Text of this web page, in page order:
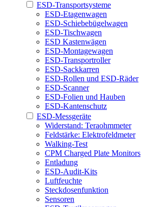
ESD-Transportsysteme
ESD-Etagenwagen
ESD-Schiebebügelwagen
ESD-Tischwagen
ESD Kastenwägen
ESD-Montagewagen
ESD-Transportroller
ESD-Sackkarren
ESD-Rollen und ESD-Räder
ESD-Scanner
ESD-Folien und Hauben
ESD-Kantenschutz
ESD-Messgeräte
Widerstand: Teraohmmeter
Feldstärke: Elektrofeldmeter
Walking-Test
CPM Charged Plate Monitors
Entladung
ESD-Audit-Kits
Luftfeuchte
Steckdosenfunktion
Sensoren